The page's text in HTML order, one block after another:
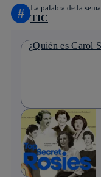
# La palabra de la
TIC
¿Quién es Carol